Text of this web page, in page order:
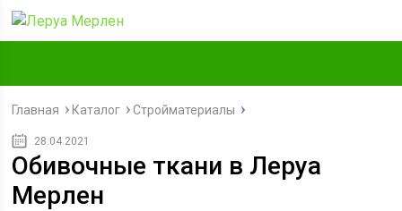
Главная Каталог Стройматериалы
28.04.2021
Обивочные ткани в Леруа
Мерлен